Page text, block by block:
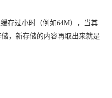
存过小时（例如64M），当其
储，新存储的内容再取出来就是